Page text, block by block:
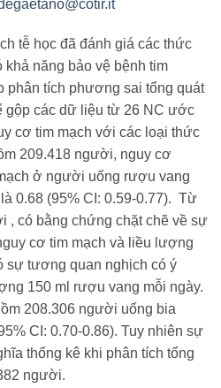
tễ học đã đánh giá các thức
khả năng bảo vệ bệnh tim
phân tích phương sai tổng quát
gộp các dữ liệu từ 26 NC ước
cơ tim mạch với các loại thức
209.418 người, nguy cơ
ở người uống rượu vang
0.68 (95% CI: 0.59-0.77). Từ
, có bằng chứng chặt chẽ về sự
cơ tim mạch và liều lượng
sự tương quan nghịch có ý
150 ml rượu vang mỗi ngày.
208.306 người uống bia
CI: 0.70-0.86). Tuy nhiên sự
thống kê khi phân tích tổng
người.